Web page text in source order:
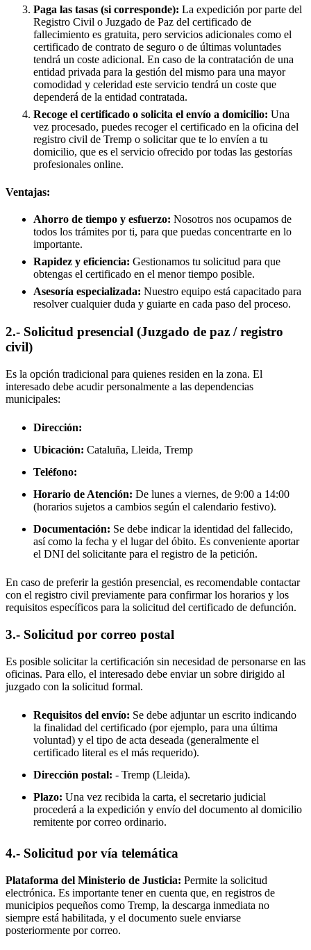
Paga las tasas (si corresponde): La expedición por parte del
Registro Civil o Juzgado de Paz del certificado de
fallecimiento es gratuita, pero servicios adicionales como el
certificado de contrato de seguro o de últimas voluntades
tendrá un coste adicional. En caso de la contratación de una
entidad privada para la gestión del mismo para una mayor
comodidad y celeridad este servicio tendrá un coste que
dependerá de la entidad contratada.
Recoge el certificado o solicita el envío a domicilio: Una
vez procesado, puedes recoger el certificado en la oficina del
registro civil de Tremp o solicitar que te lo envíen a tu
domicilio, que es el servicio ofrecido por todas las gestorías
profesionales online.
Ventajas:
Ahorro de tiempo y esfuerzo: Nosotros nos ocupamos de
todos los trámites por ti, para que puedas concentrarte en lo
importante.
Rapidez y eficiencia: Gestionamos tu solicitud para que
obtengas el certificado en el menor tiempo posible.
Asesoría especializada: Nuestro equipo está capacitado para
resolver cualquier duda y guiarte en cada paso del proceso.
2.- Solicitud presencial (Juzgado de paz / registro
civil)
Es la opción tradicional para quienes residen en la zona. El
interesado debe acudir personalmente a las dependencias
municipales:
Dirección:
Ubicación: Cataluña, Lleida, Tremp
Teléfono:
Horario de Atención: De lunes a viernes, de 9:00 a 14:00
(horarios sujetos a cambios según el calendario festivo).
Documentación: Se debe indicar la identidad del fallecido,
así como la fecha y el lugar del óbito. Es conveniente aportar
el DNI del solicitante para el registro de la petición.
En caso de preferir la gestión presencial, es recomendable contactar
con el registro civil previamente para confirmar los horarios y los
requisitos específicos para la solicitud del certificado de defunción.
3.- Solicitud por correo postal
Es posible solicitar la certificación sin necesidad de personarse en las
oficinas. Para ello, el interesado debe enviar un sobre dirigido al
juzgado con la solicitud formal.
Requisitos del envío: Se debe adjuntar un escrito indicando
la finalidad del certificado (por ejemplo, para una última
voluntad) y el tipo de acta deseada (generalmente el
certificado literal es el más requerido).
Dirección postal: - Tremp (Lleida).
Plazo: Una vez recibida la carta, el secretario judicial
procederá a la expedición y envío del documento al domicilio
remitente por correo ordinario.
4.- Solicitud por vía telemática
Plataforma del Ministerio de Justicia: Permite la solicitud
electrónica. Es importante tener en cuenta que, en registros de
municipios pequeños como Tremp, la descarga inmediata no
siempre está habilitada, y el documento suele enviarse
posteriormente por correo.